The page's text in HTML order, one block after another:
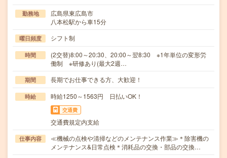
勤務地
広島県東広島市
八本松駅から車15分
曜日頻度 シフト制
時間
(2交替)8:00～20:30、20:00～翌8:30 ※1年単位の変形労
働制 ※研修あり(最大2週…
期間 長期でお仕事できる方、大歓迎！
時給 時給1250～1563円 日払いOK！
交通費
交通費規定内支給
仕事内容
≪機械の点検や清掃などのメンテナンス作業≫＊除害機の
メンテナンス&日常点検＊消耗品の交換・部品の交換…